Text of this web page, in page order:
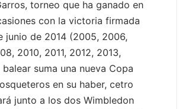
torneo que ha ganado en
con la victoria firmada
junio de 2014 (2005, 2006,
2010, 2011, 2012, 2013,
balear suma una nueva Copa
en su haber, cetro
junto a los dos Wimbledon